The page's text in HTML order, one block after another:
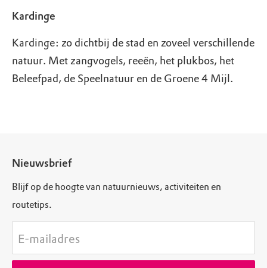
Kardinge
Kardinge: zo dichtbij de stad en zoveel verschillende
natuur. Met zangvogels, reeën, het plukbos, het
Beleefpad, de Speelnatuur en de Groene 4 Mijl.
Nieuwsbrief
Blijf op de hoogte van natuurnieuws, activiteiten en
routetips.
E-mailadres